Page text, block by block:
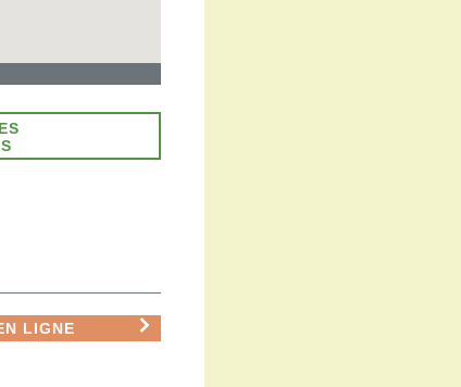
LIGNE